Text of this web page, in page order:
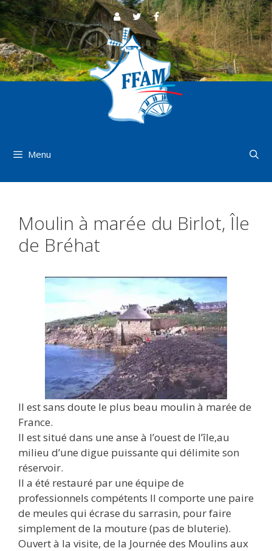
Aller
au
contenu
Menu
Moulin à marée du Birlot, Île
de Bréhat
Il est sans doute le plus beau moulin à marée de
France.
Il est situé dans une anse à l’ouest de l’île,au
milieu d’une digue puissante qui délimite son
réservoir.
Il a été restauré par une équipe de
professionnels compétents Il comporte une paire
de meules qui écrase du sarrasin, pour faire
simplement de la mouture (pas de bluterie).
Ouvert à la visite, de la Journée des Moulins aux